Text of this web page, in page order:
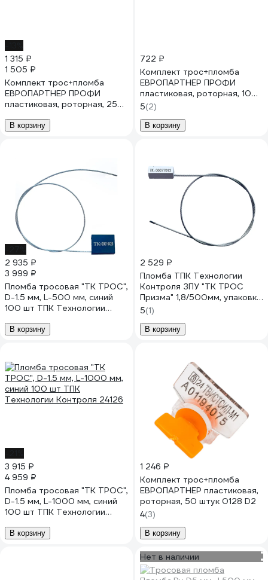
1 315 ₽
1 505 ₽
Комплект трос+пломба
ЕВРОПАРТНЕР ПРОФИ
пластиковая, роторная, 25
В корзину
722 ₽
Комплект трос+пломба
ЕВРОПАРТНЕР ПРОФИ
пластиковая, роторная, 10
штук 13 0042 3
5(2)
В корзину
2 935 ₽
3 999 ₽
Пломба тросовая "ТК ТРОС",
D-1.5 мм, L-500 мм, синий
100 шт ТПК Технологии
В корзину
2 529 ₽
Пломба ТПК Технологии
Контроля ЗПУ "ТК ТРОС
Призма" 1,8/500мм, упаковка
100 шт. 24124
5(1)
В корзину
3 915 ₽
4 959 ₽
Пломба тросовая "ТК ТРОС",
D-1.5 мм, L-1000 мм, синий
100 шт ТПК Технологии
В корзину
1 246 ₽
Комплект трос+пломба
ЕВРОПАРТНЕР пластиковая,
роторная, 50 штук 0128 D2
4(3)
В корзину
Нет в наличии